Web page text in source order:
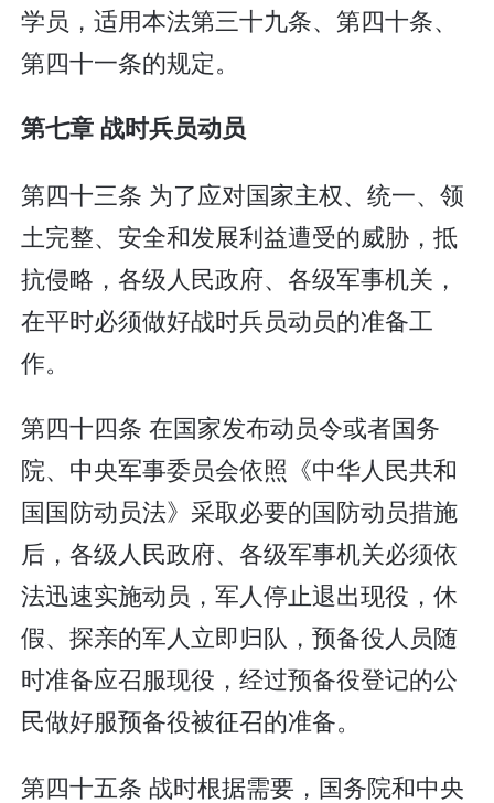
学员，适用本法第三十九条、第四十条、
第四十一条的规定。
第七章 战时兵员动员
第四十三条 为了应对国家主权、统一、领
土完整、安全和发展利益遭受的威胁，抵
抗侵略，各级人民政府、各级军事机关，
在平时必须做好战时兵员动员的准备工
作。
第四十四条 在国家发布动员令或者国务
院、中央军事委员会依照《中华人民共和
国国防动员法》采取必要的国防动员措施
后，各级人民政府、各级军事机关必须依
法迅速实施动员，军人停止退出现役，休
假、探亲的军人立即归队，预备役人员随
时准备应召服现役，经过预备役登记的公
民做好服预备役被征召的准备。
第四十五条 战时根据需要，国务院和中央